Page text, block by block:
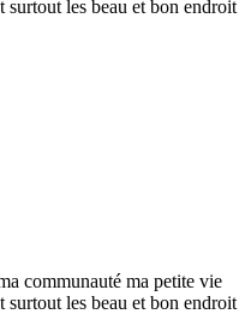
surtout les beau et bon endroit
communauté ma petite vie
surtout les beau et bon endroit